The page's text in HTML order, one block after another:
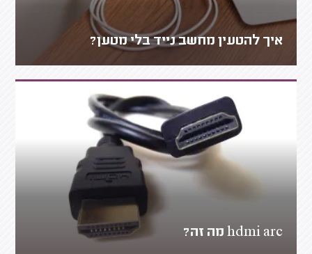
איך להטעין מחשב נייד בלי מטען?
hdmi arc מה זה?